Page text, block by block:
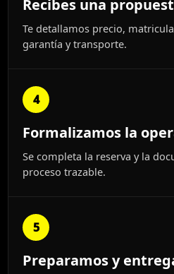
Recibes una
Te detallamos precio,
garantía y transporte.
4
Formalizamos la
Se completa la reserva y la
proceso trazable.
5
Preparamos y